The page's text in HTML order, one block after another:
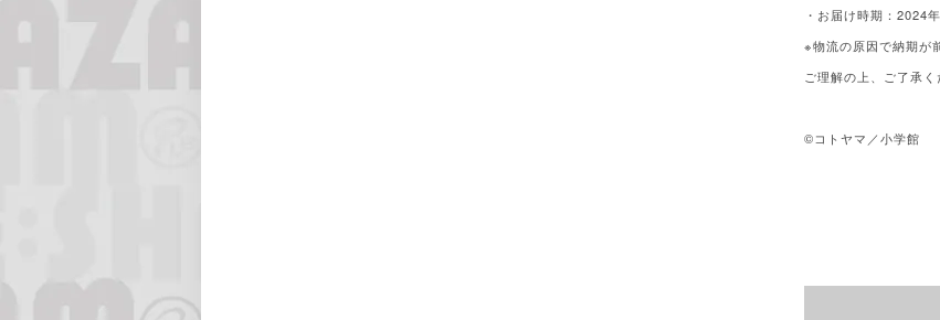
・お届け時期：2024
※物流の原因で納期が
ご理解の上、ご了承く
©コトヤマ／小学館